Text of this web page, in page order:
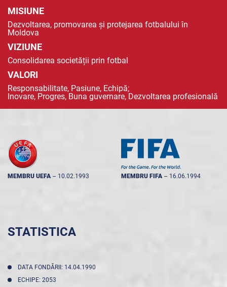
MISIUNE
Dezvoltarea, promovarea și protejarea fotbalului în
Moldova
VIZIUNE
Consolidarea societății prin fotbal
VALORI
Responsabilitate, Pasiune, Echipă;
Inovare, Progres, Buna guvernare, Dezvoltarea profesională
MEMBRU UEFA -- 10.02.1993 MEMBRU FIFA -- 16.06.1994
STATISTICA
DATA FONDĂRII: 14.04.1990
ECHIPE: 2053